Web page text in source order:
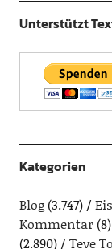
Unterstützt
Kategorien
Blog(3.747)
Kommentar(8)
(2.890)
Teve